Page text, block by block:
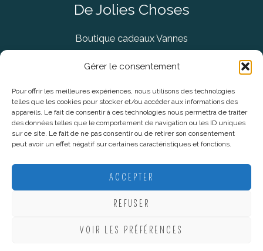
Gérer le consentement
Pour offrir les meilleures expériences, nous utilisons des technologies
telles que les cookies pour stocker et/ou accéder aux informations des
appareils. Le fait de consentir à ces technologies nous permettra de traiter
des données telles que le comportement de navigation ou les ID uniques
sur ce site. Le fait de ne pas consentir ou de retirer son consentement
peut avoir un effet négatif sur certaines caractéristiques et fonctions.
ACCEPTER
REFUSER
VOIR LES PRÉFÉRENCES
De Jolies Choses
Boutique cadeaux Vannes
Concept Store Vannes
Informations légales
CGV
Politique De Confidentialité
Plan du site